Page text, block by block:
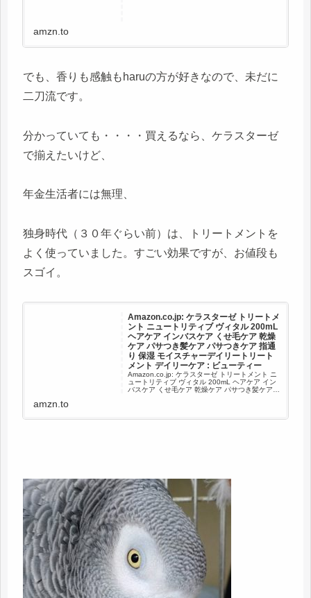
amzn.to
でも、香りも感触もharuの方が好きなので、未だに
二刀流です。
分かっていても・・・・買えるなら、ケラスターゼ
で揃えたいけど、
年金生活者には無理、
独身時代（３０年ぐらい前）は、トリートメントを
よく使っていました。すごい効果ですが、お値段も
スゴイ。
Amazon.co.jp: ケラスターゼ トリートメ
ント ニュートリティブ ヴィタル 200mL
ヘアケア インバスケア くせ毛ケア 乾燥
ケア パサつき髪ケア パサつきケア 指通
り 保湿 モイスチャーデイリートリート
メント デイリーケア : ビューティー
Amazon.co.jp: ケラスターゼ トリートメント ニ
ュートリティブ ヴィタル 200mL ヘアケア イン
バスケア くせ毛ケア 乾燥ケア パサつき髪ケア
amzn.to